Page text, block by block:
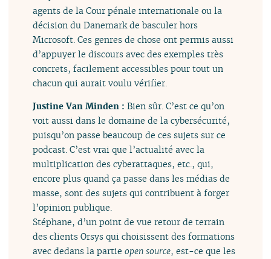
agents de la Cour pénale internationale ou la
décision du Danemark de basculer hors
Microsoft. Ces genres de chose ont permis aussi
d’appuyer le discours avec des exemples très
concrets, facilement accessibles pour tout un
chacun qui aurait voulu vérifier.
Justine Van Minden :Bien sûr. C’est ce qu’on
voit aussi dans le domaine de la cybersécurité,
puisqu’on passe beaucoup de ces sujets sur ce
podcast. C’est vrai que l’actualité avec la
multiplication des cyberattaques, etc., qui,
encore plus quand ça passe dans les médias de
masse, sont des sujets qui contribuent à forger
l’opinion publique.
Stéphane, d’un point de vue retour de terrain
des clients Orsys qui choisissent des formations
avec dedans la partieopen source, est-ce que les